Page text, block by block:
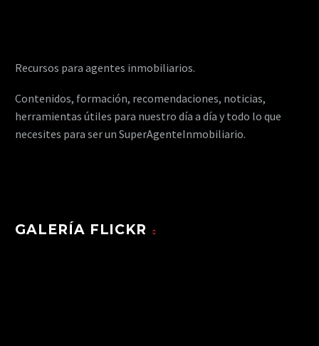
Recursos para agentes inmobiliarios.
Contenidos, formación, recomendaciones, noticias,
herramientas útiles para nuestro día a día y todo lo que
necesites para ser un SuperAgenteInmobiliario.
GALERÍA FLICKR